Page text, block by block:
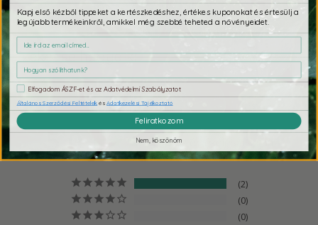
Ezeket se hagyd ki
5,0 2 értékelés alapján
2
0
0
Kapj első kézből tippeket a kertészkedéshez, értékes kuponokat és értesülj a
legújabb termékeinkről, amikkel még szebbé teheted a növényeidet.
Elfogadom ÁSZF-et és az Adatvédelmi Szabályzatot
Általános Szerződési FeltételekésAdatkezelési Tájékoztató
Feliratkozom
Nem, köszönöm